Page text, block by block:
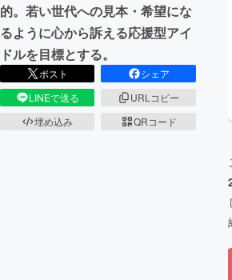
CAMPFIRE for Social Good
CAMPFIREふるさと納税machi-ya
的。若い世代への見本・希望にな
るように心から訴える応援型アイ
ドルを目標とする。
ポスト
シェア
LINEで送る
URLコピー
埋め込み
QRコード